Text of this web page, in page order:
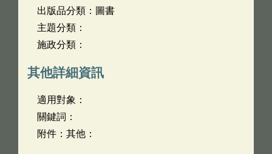
出版品分類：圖書
主題分類：
施政分類：
其他詳細資訊
適用對象：
關鍵詞：
附件：其他：